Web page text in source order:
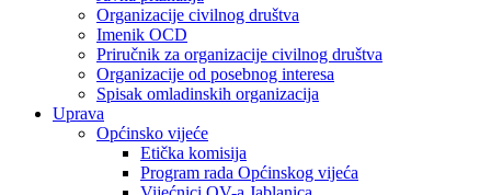
Organizacije civilnog društva
Imenik OCD
Priručnik za organizacije civilnog društva
Organizacije od posebnog interesa
Spisak omladinskih organizacija
Uprava
Općinsko vijeće
Etička komisija
Program rada Općinskog vijeća